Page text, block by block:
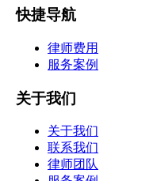
快捷导航
律师费用
服务案例
关于我们
关于我们
联系我们
律师团队